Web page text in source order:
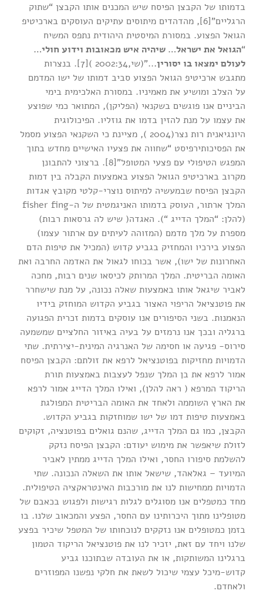
בדמותו של הקבצן הפיסח שיש המכנים אותו הקבצן “שתוק
הרגליים”[6], מהדהדים מיתוסים עתיקים העוסקים בארכיטיפ
הגואל הפצוע. במסורת המיסטית היהודית נתפס המשיח
“הגואל את ישראל… שיהיה איש מכאובות וידוע חולי…
לעולם ימצאו בו יסורין.
..”(שי,2002:34 )[7]. בנצרות
מתגבש ארכיטיפ הגואל הפצוע סביב דמותו של ישו המדמם
על הצלב ומושיע את מאמיניו. במסורת האלכימית בימי
הביניים אנו פוגשים בשקנאי (הפליקן), המתואר כמי שפוצע
את עצמו על מנת להזין בדמו את גוזליו. הפיכולוגית
היונגיאנית רות נצר(2004 ), מציינת כי השקנאי הפצוע מסמל
את הפסיכותירפיסט “שחווה את פצעיו האישיים מחדש בתוך
המפגש הטיפולי עם פצעי המטופל”[8]. ברצוני להתבונן
מקרוב בארכיטיפ הגואל הפצוע באמצעות הקבלה בין דמות
הקבצן הפיסח שבמעשיה למיתוס נוצרי-קלטי מקובץ אגדות
המלך ארתור, העוסק בדמותו האניגמטית של ה-fisher fing
(להלן: “המלך הדייג “). האגדה( שיש לה גרסאות רבות)
מספרת על מלך מדמם (המזוהה לעיתים עם ארתור עצמו)
הפצוע בירכיו והמחזיק בגביע קדוש (המכיל את טיפות הדם
האחרונות של ישו), אשר בכוחו לגאול את האדמה החרבה ואת
האומה הבריטית. המלך המרותק לכיסאו שנים רבות, מחכה
לאביר שיגאל אותו באמצעות שאלה נכונה, על מנת שישחרר
את פוטנציאל הריפוי האצור בגביע הקדוש המוחזק בידיו
הנאמנות. בשני הסיפורים אנו עוסקים בדמות זכרית הפגועה
ברגליה ובכך אנו נרמזים על בעיה באיזור החלציים שמשמעה
סירוס- פגיעה או חסימה של האנרגיה המינית-יצירתית. שתי
הדמויות מחזיקות בפוטנציאל לרפא את זולתם: הקבצן הפיסח
אמור לרפא את בן המלך שנפל לעצבות באמצעות תורת
הריקוד המרפא ( ראה להלן), ואילו המלך הדייג אמור לרפא
את הארץ השוממה ולאחד את האומה הבריטית המפולגת
באמצעות טיפות דמו של ישו שמוחזקות בגביע הקדוש.
הקבצן, כמו גם המלך הדייג, שהנם גואלים בפוטנציה, זקוקים
לזולת שיאפשר את מימוש יעודם: הקבצן הפיסח נזקק
להשלמת סיפורו החסר, ואילו המלך הדייג ממתין לאביר
המיועד – גאלאהד, שישאל אותו את השאלה הנכונה. שתי
הדמויות ממחישות לנו את מורכבות האינטראקציה הטיפולית.
מחד כמטפלים אנו מסוגלים לגלות רגישות ולפגוש בכאבם של
מטופלינו מתוך היכרותינו עם החסר, הפצע והמכאוב שלנו. בו
בזמן כמטופלים אנו נזקקים לנוכחותו של המטפל שיכיר בפצע
שלנו ויחד עם זאת, יזכיר לנו את פוטנציאל הריקוד הטמון
ברגלינו המשותקות, או את העובדה שבתוכנו גביע
קדוש-מיכל עצמי שיכול לשאת את חלקי נפשנו המפוזרים
ולאחדם.